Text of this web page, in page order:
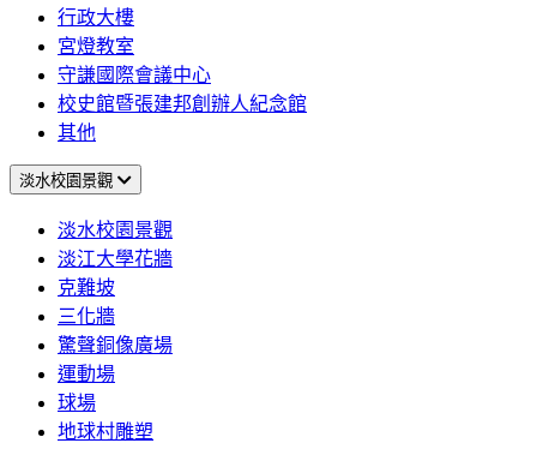
行政大樓
宮燈教室
守謙國際會議中心
校史館暨張建邦創辦人紀念館
其他
淡水校園景觀
淡水校園景觀
淡江大學花牆
克難坡
三化牆
驚聲銅像廣場
運動場
球場
地球村雕塑